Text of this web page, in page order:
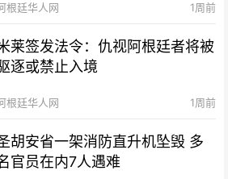
根廷华人网 1周前
莱签发法令：仇视阿根廷者将被
逐或禁止入境
根廷华人网 1周前
胡安省一架消防直升机坠毁 多
官员在内7人遇难